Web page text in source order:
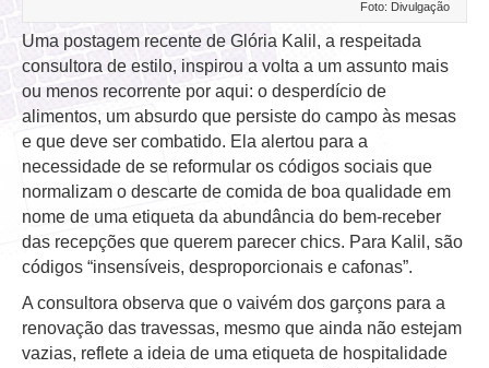
Foto: Divulgação
Uma postagem recente de Glória Kalil, a respeitada
consultora de estilo, inspirou a volta a um assunto mais
ou menos recorrente por aqui: o desperdício de
alimentos, um absurdo que persiste do campo às mesas
e que deve ser combatido. Ela alertou para a
necessidade de se reformular os códigos sociais que
normalizam o descarte de comida de boa qualidade em
nome de uma etiqueta da abundância do bem-receber
das recepções que querem parecer chics. Para Kalil, são
códigos “insensíveis, desproporcionais e cafonas”.
A consultora observa que o vaivém dos garçons para a
renovação das travessas, mesmo que ainda não estejam
vazias, reflete a ideia de uma etiqueta de hospitalidade